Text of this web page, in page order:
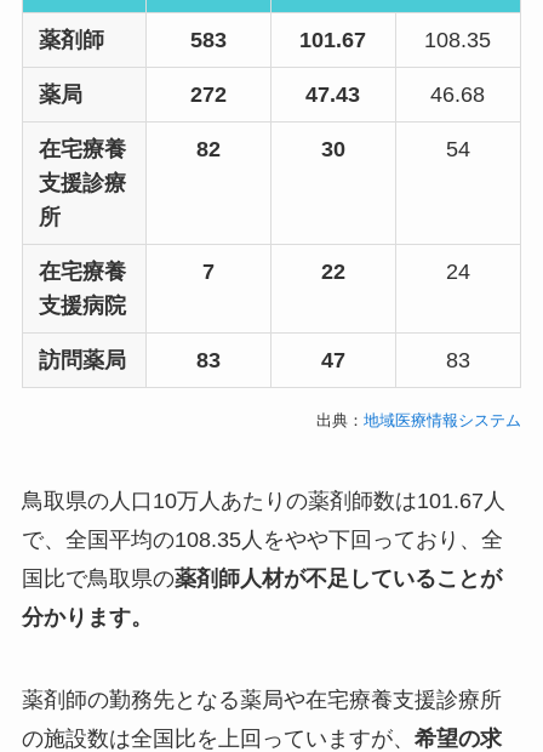
薬剤師 583 101.67 108.35
薬局 272 47.43 46.68
在宅療養
支援診療
所
82 30 54
在宅療養
支援病院
7 22 24
訪問薬局 83 47 83
出典：地域医療情報システム
鳥取県の人口10万人あたりの薬剤師数は101.67人
で、全国平均の108.35人をやや下回っており、全
国比で鳥取県の薬剤師人材が不足していることが
分かります。
薬剤師の勤務先となる薬局や在宅療養支援診療所
の施設数は全国比を上回っていますが、 希望の求